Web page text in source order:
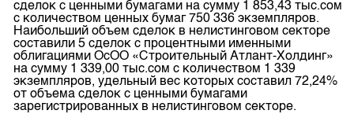
сделок с ценными бумагами на сумму 1 853,43 тыс.сом
с количеством ценных бумаг 750 336 экземпляров.
Наибольший объем сделок в нелистинговом секторе
составили 5 сделок с процентными именными
облигациями ОсОО «Строительный Атлант-Холдинг»
на сумму 1 339,00 тыс.сом с количеством 1 339
экземпляров, удельный вес которых составил 72,24%
от объема сделок с ценными бумагами
зарегистрированных в нелистинговом секторе.